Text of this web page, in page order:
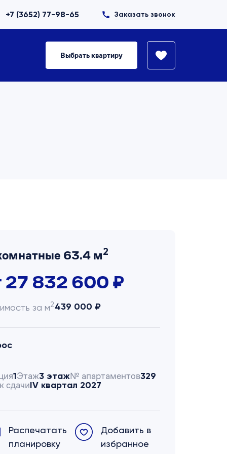
+7 (3652) 77-98-65 Заказать звонок
Выбрать квартиру
63.4 м2
27 832 600 ₽
за м2439 000 ₽
1Этаж3 этаж№ апартаментов329
сдачиIV квартал 2027
Распечатать
планировку
Добавить в
избранное